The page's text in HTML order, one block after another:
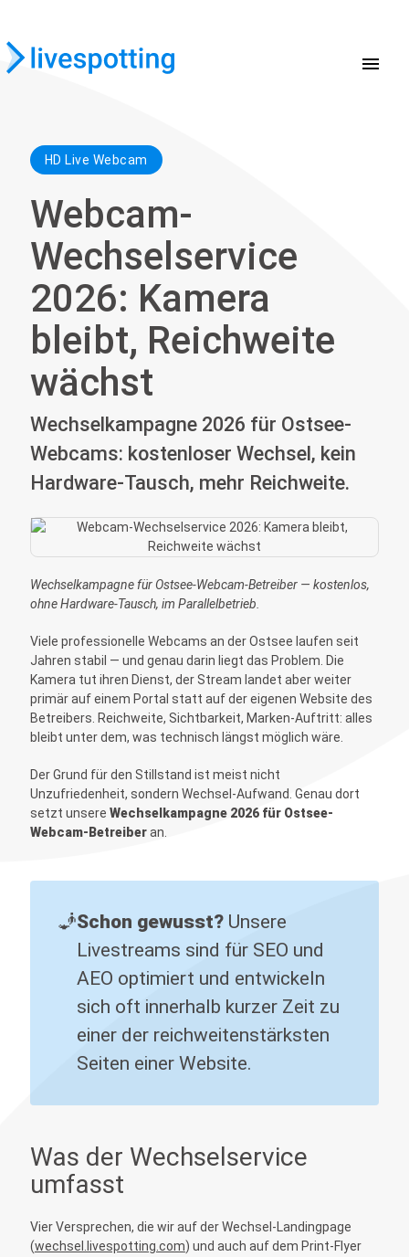
menu
HD Live Webcam
Webcam-
Wechselservice
2026: Kamera
bleibt, Reichweite
wächst
Wechselkampagne 2026 für Ostsee-
Webcams: kostenloser Wechsel, kein
Hardware-Tausch, mehr Reichweite.
Wechselkampagne für Ostsee-Webcam-Betreiber — kostenlos,
ohne Hardware-Tausch, im Parallelbetrieb.
Viele professionelle Webcams an der Ostsee laufen seit
Jahren stabil — und genau darin liegt das Problem. Die
Kamera tut ihren Dienst, der Stream landet aber weiter
primär auf einem Portal statt auf der eigenen Website des
Betreibers. Reichweite, Sichtbarkeit, Marken-Auftritt: alles
bleibt unter dem, was technisch längst möglich wäre.
Der Grund für den Stillstand ist meist nicht
Unzufriedenheit, sondern Wechsel-Aufwand. Genau dort
setzt unsere Wechselkampagne 2026 für Ostsee-
Webcam-Betreiberan.
🧞Schon gewusst?Unsere
Livestreams sind für SEO und
AEO optimiert und entwickeln
sich oft innerhalb kurzer Zeit zu
einer der reichweitenstärksten
Seiten einer Website.
Was der Wechselservice
umfasst
Vier Versprechen, die wir auf der Wechsel-Landingpage
(wechsel.livespotting.com) und auch auf dem Print-Flyer